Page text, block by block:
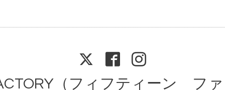
（フィフティーン ファ